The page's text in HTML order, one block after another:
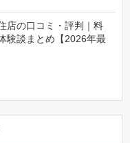
店の口コミ・評判｜料
験談まとめ【2026年最